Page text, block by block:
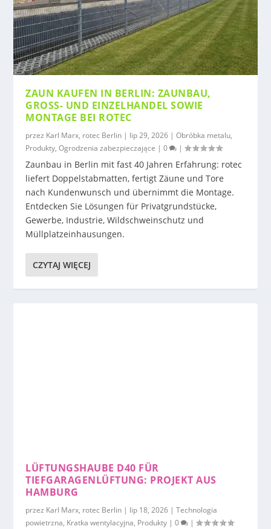
ZAUN KAUFEN IN BERLIN: ZAUNBAU,
GROSS- UND EINZELHANDEL SOWIE M
ONTAGE BEI ROTEC
przez Karl Marx, rotec Berlin | lip 29, 2026 |Obróbka metalu,
Produkty,Ogrodzenia zabezpieczające |0 |
Zaunbau in Berlin mit fast 40 Jahren Erfahrung: rotec
liefert Doppelstabmatten, fertigt Zäune und Tore
nach Kundenwunsch und übernimmt die Montage.
Entdecken Sie Lösungen für Privatgrundstücke,
Gewerbe, Industrie, Wildschweinschutz und
Müllplatzeinhausungen.
CZYTAJ WIĘCEJ
LÜFTUNGSHAUBE D40 FÜR
TIEFGARAGENLÜFTUNG: PROJEKT AUS
HAMBURG
przez Karl Marx, rotec Berlin | lip 18, 2026 |Technologia
powietrzna, Kratka wentylacyjna, Produkty |0 |